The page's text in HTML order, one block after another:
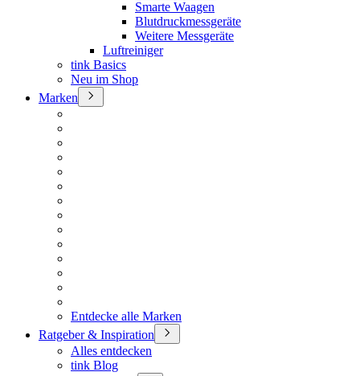
Smarte Waagen
Blutdruckmessgeräte
Weitere Messgeräte
Luftreiniger
tink Basics
Neu im Shop
Marken
Entdecke alle Marken
Ratgeber & Inspiration
Alles entdecken
tink Blog